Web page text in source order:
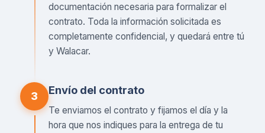
documentación necesaria para formalizar el
contrato. Toda la información solicitada es
completamente confidencial, y quedará entre tú
y Walacar.
3 Envío del contrato
Te enviamos el contrato y fijamos el día y la
hora que nos indiques para la entrega de tu